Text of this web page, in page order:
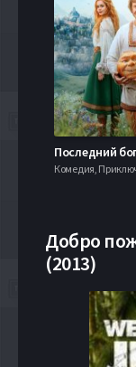
Добро
(2013)